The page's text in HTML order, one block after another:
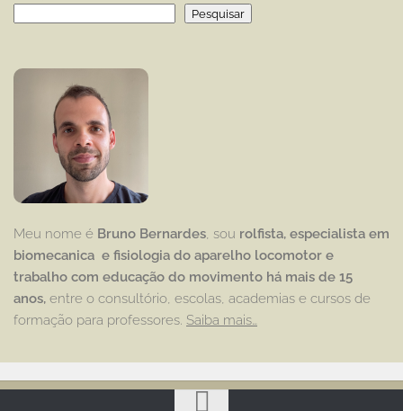
Pesquisar
Meu nome é Bruno Bernardes, sou rolfista, especialista em
biomecanica e fisiologia do aparelho locomotor e
trabalho com educação do movimento há mais de 15
anos, entre o consultório, escolas, academias e cursos de
formação para professores. Saiba mais…